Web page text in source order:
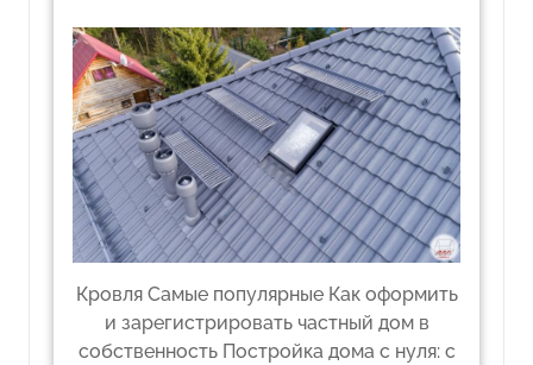
Кровля Самые популярные Как оформить
и зарегистрировать частный дом в
собственность Постройка дома с нуля: с